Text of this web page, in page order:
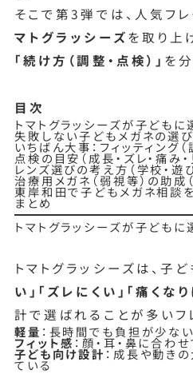
そこで第3弾では、人気フ
マトグラッシーズを取り上
「続け方（調整・点検）」 を
目次
トマトグラッシーズが子ども
失敗しない子どもメガネの選び
いちばん大事：フィッティング
点検の目安（成長・ズレ・痛み
レンズ選びの考え方（学校・遊
治療用メガネ（弱視等）の助成
東岸和田で子どもメガネ相談
まとめ
トマトグラッシーズが子ども
トマトグラッシーズは、子
い」「ズレにくい」「痛くなり
計で選ばれることが多いフ
軽量 ：長時間でも負担が少ない
フィット感 ：顔・耳・鼻に合わ
子ども向け設計：成長や動き
ている